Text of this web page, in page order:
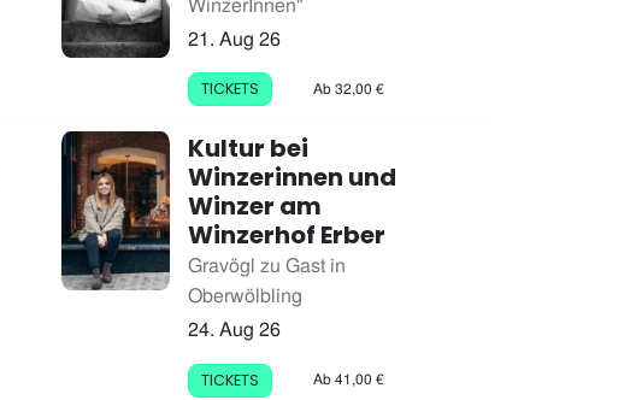
21. Aug 26
TICKETS Ab 32,00 €
Kultur bei
Winzerinnen und
Winzer am
Winzerhof Erber
Gravögl zu Gast in
Oberwölbling
24. Aug 26
TICKETS Ab 41,00 €